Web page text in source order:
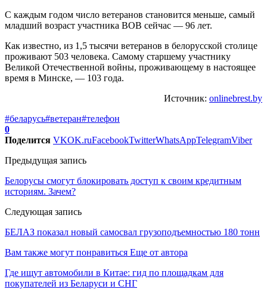
С каждым годом число ветеранов становится меньше, самый
младший возраст участника ВОВ сейчас — 96 лет.
Как известно, из 1,5 тысячи ветеранов в белорусской столице
проживают 503 человека. Самому старшему участнику
Великой Отечественной войны, проживающему в настоящее
время в Минске, — 103 года.
Источник: onlinebrest.by
#беларусь#ветеран#телефон
0
Поделится VKOK.ruFacebookTwitterWhatsAppTelegramViber
Предыдущая запись
Белорусы смогут блокировать доступ к своим кредитным
историям. Зачем?
Следующая запись
БЕЛАЗ показал новый самосвал грузоподъемностью 180 тонн
Вам также могут понравиться Еще от автора
Где ищут автомобили в Китае: гид по площадкам для
покупателей из Беларуси и СНГ